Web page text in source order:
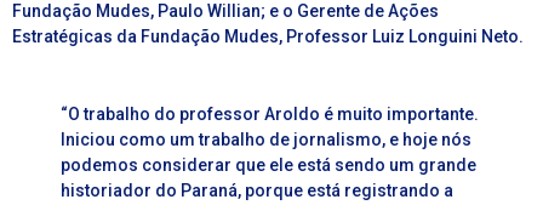
Fundação Mudes, Paulo Willian; e o Gerente de Ações
Estratégicas da Fundação Mudes, Professor Luiz Longuini Neto.
“O trabalho do professor Aroldo é muito importante.
Iniciou como um trabalho de jornalismo, e hoje nós
podemos considerar que ele está sendo um grande
historiador do Paraná, porque está registrando a